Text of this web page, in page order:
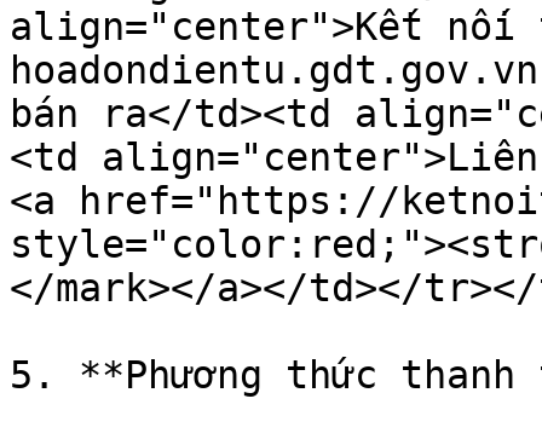
align="center">Kết nối
bán ra</td><td
<td
<a href="https://
</mark></a></td></
5. **Phương thức